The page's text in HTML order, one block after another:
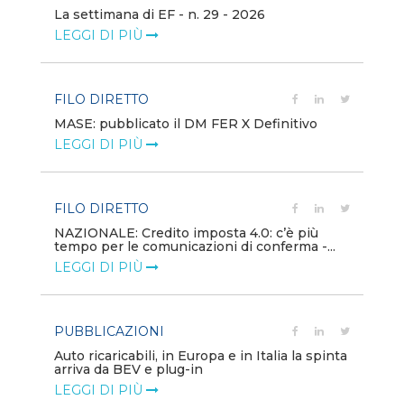
La settimana di EF - n. 29 - 2026
LEGGI DI PIÙ
FILO DIRETTO
MASE: pubblicato il DM FER X Definitivo
LEGGI DI PIÙ
FILO DIRETTO
NAZIONALE: Credito imposta 4.0: c’è più
tempo per le comunicazioni di conferma -...
LEGGI DI PIÙ
PUBBLICAZIONI
Auto ricaricabili, in Europa e in Italia la spinta
arriva da BEV e plug-in
LEGGI DI PIÙ